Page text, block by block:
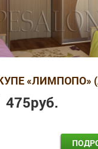
«ЛИМПОПО»
475руб.